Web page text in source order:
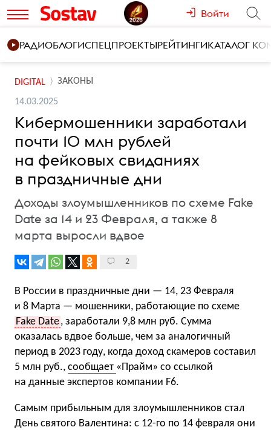
Войти
РАДИОБЛОГИСПЕЦПРОЕКТЫРЕЙТИНГИКАТАЛОГ
DIGITAL ЗАКОНЫ
14.03.2025
Кибермошенники заработали
почти 10 млн рублей
на фейковых свиданиях
в праздничные дни
Доходы злоумышленников по схеме Fake
Date за 14 и 23 Февраля, а также 8
марта выросли вдвое
2
В России в праздничные дни — 14, 23 Февраля
и 8 Марта — мошенники, работающие по схеме
Fake Date, заработали 9,8 млн руб. Сумма
оказалась вдвое больше, чем за аналогичный
период в 2023 году, когда доход скамеров составил
5 млн руб., сообщает «Прайм» со ссылкой
на данные экспертов компании F6.
Самым прибыльным для злоумышленников стал
День святого Валентина: с 12-го по 14 февраля они